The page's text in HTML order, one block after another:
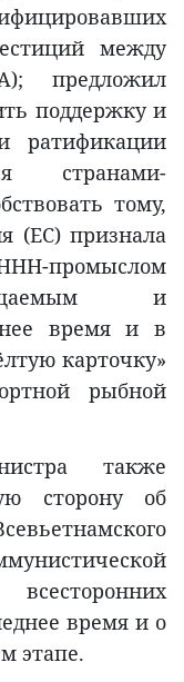
между
предложил
поддержку и
ратификации
странами-
тому,
(EC) признала
ННН-промыслом
и
время и в
карточку»
рыбной
также
сторону об
время и о
этапе.